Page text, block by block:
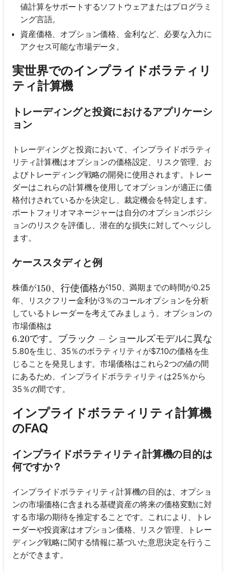
値計算をサポートするソフトウェアまたはプログラミ
ング言語。
資産価格、オプション価格、金利など、必要な入力に
アクセス可能な市場データ。
実世界でのインプライドボラティリ
ティ計算機
トレーディングと投資におけるアプリケーシ
ョン
トレーディングと投資において、インプライドボラティ
リティ計算機はオプションの価格設定、リスク管理、お
よびトレーディング戦略の開発に使用されます。トレー
ダーはこれらの計算機を使用してオプションが適正に価
格付けされているかを決定し、裁定機会を特定します。
ポートフォリオマネージャーは自分のオプションポジシ
ョンのリスクを評価し、潜在的な損失に対してヘッジし
ます。
ケーススタディと例
株価が150、行使価格が
150、行使価格が150、満期までの時間が0.25
年、リスクフリー金利が3％のコールオプションを分析
しているトレーダーを考えてみましょう。オプションの
市場価格は
6.20です。ブラック-ショールズモデルに異なる
6.20です。ブラック − ショールズモデルに異な
5.80を生じ、35％のボラティリティが$7.10の価格を生
じることを発見します。市場価格はこれら2つの値の間
にあるため、インプライドボラティリティは25％から
35％の間です。
インプライドボラティリティ計算機
のFAQ
インプライドボラティリティ計算機の目的は
何ですか？
インプライドボラティリティ計算機の目的は、オプショ
ンの市場価格に含まれる基礎資産の将来の価格変動に対
する市場の期待を推定することです。これにより、トレ
ーダーや投資家はオプション価格、リスク管理、トレー
ディング戦略に関する情報に基づいた意思決定を行うこ
とができます。